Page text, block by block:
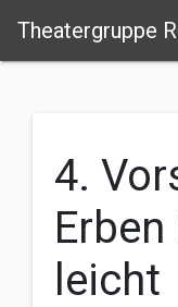
Theatergruppe
4.
leicht